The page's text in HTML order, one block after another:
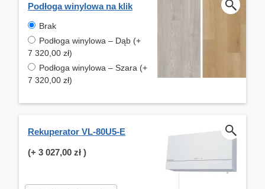
Podłoga winylowa na klik
Brak
Podłoga winylowa – Dąb (+
7 320,00 zł)
Podłoga winylowa – Szara (+
7 320,00 zł)
Rekuperator VL-80U5-E
(+ 3 027,00 zł )